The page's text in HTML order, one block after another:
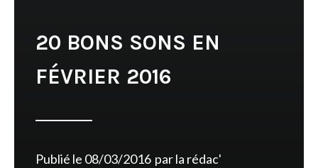
20 BONS SONS EN
FÉVRIER 2016
Publié le 08/03/2016 parla rédac'